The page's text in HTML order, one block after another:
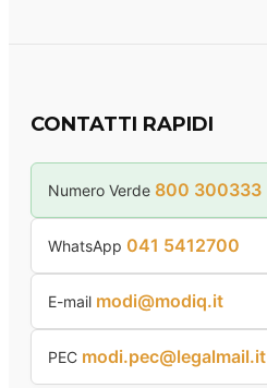
CONTATTI RAPIDI
Numero Verde 800 300333
WhatsApp 041 5412700
E-mail modi@modiq.it
PEC modi.pec@legalmail.it